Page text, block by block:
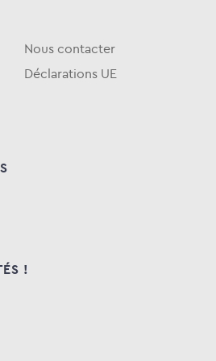
Nous contacter
Déclarations UE
!